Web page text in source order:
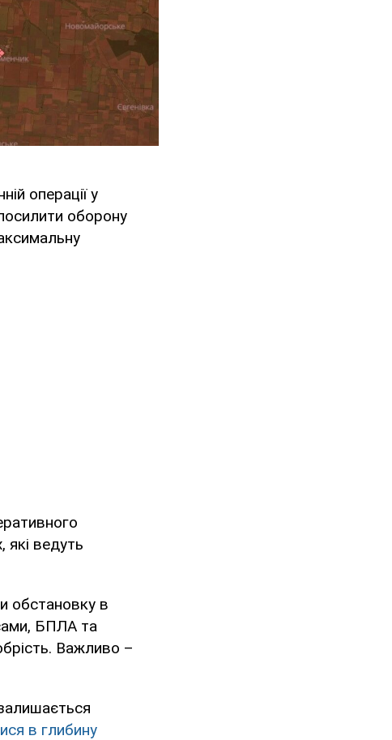
операції у
оборону
які ведуть
обстановку в
БПЛА та
Важливо –
в глибину